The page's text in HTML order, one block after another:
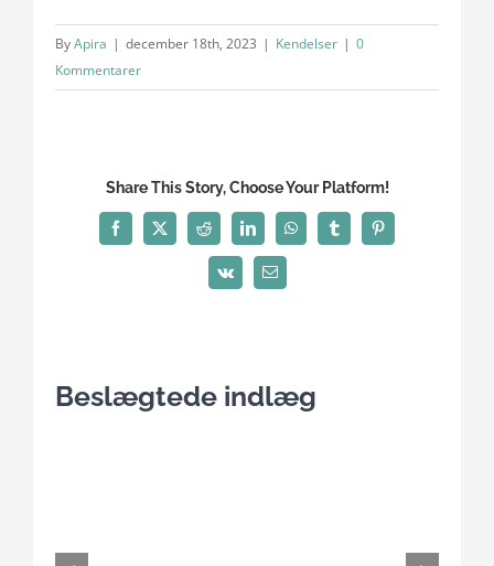
ByApira | december 18th, 2023 | Kendelser | 0
Kommentarer
Share This Story, Choose Your Platform!
Facebook
X Reddit LinkedInWhatsAppTumblrPinterest
Vk
E-
Beslægtede indlæg